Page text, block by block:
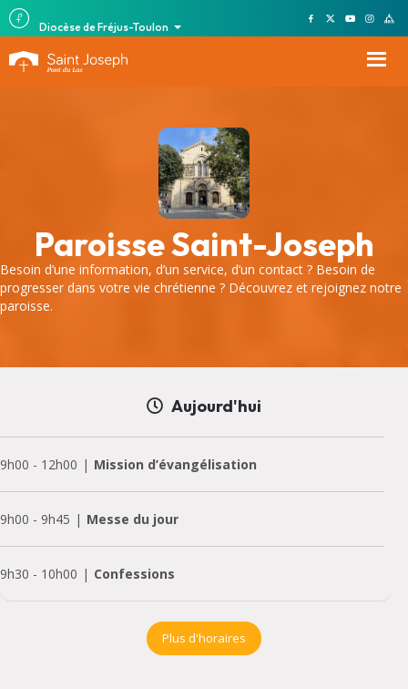
Diocèse de Fréjus-Toulon
Paroisse Saint-Joseph
Besoin d’une information, d’un service, d’un contact ? Besoin de
progresser dans votre vie chrétienne ? Découvrez et rejoignez notre
paroisse.
Aujourd'hui
9h00 - 12h00 Mission d’évangélisation
9h00 - 9h45 Messe du jour
9h30 - 10h00 Confessions
Plus d'horaires